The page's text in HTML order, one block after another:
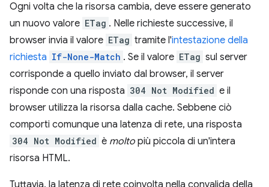
Ogni volta che la risorsa cambia, deve essere generato
un nuovo valore ETag . Nelle richieste successive, il
browser invia il valore ETag tramite l'intestazione della
richiesta If-None-Match . Se il valore ETag sul server
corrisponde a quello inviato dal browser, il server
risponde con una risposta 304 Not Modified e il
browser utilizza la risorsa dalla cache. Sebbene ciò
comporti comunque una latenza di rete, una risposta
304 Not Modified è molto più piccola di un'intera
risorsa HTML.
Tuttavia, la latenza di rete coinvolta nella convalida della